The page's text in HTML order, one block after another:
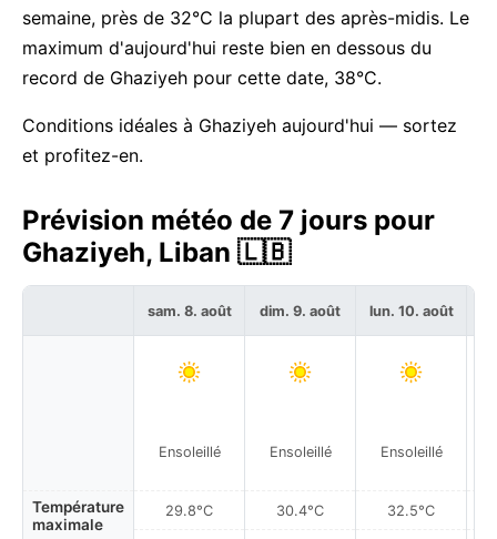
semaine, près de 32°C la plupart des après-midis. Le
maximum d'aujourd'hui reste bien en dessous du
record de Ghaziyeh pour cette date, 38°C.
Conditions idéales à Ghaziyeh aujourd'hui — sortez
et profitez-en.
Prévision météo de 7 jours pour
Ghaziyeh, Liban 🇱🇧
Température
maximale
sam. 8. août
Ensoleillé
29.8°C
dim. 9. août
Ensoleillé
30.4°C
lun. 10. août
Ensoleillé
32.5°C